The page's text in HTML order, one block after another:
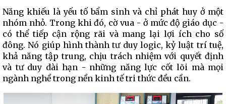
Năng khiếu là yếu tố bẩm sinh và chỉ phát huy ở một
nhóm nhỏ. Trong khi đó, cờ vua - ở mức độ giáo dục -
có thể tiếp cận rộng rãi và mang lại lợi ích cho số
đông. Nó giúp hình thành tư duy logic, kỷ luật trí tuệ,
khả năng tập trung, chịu trách nhiệm với quyết định
và tư duy dài hạn - những năng lực cốt lõi mà mọi
ngành nghề trong nền kinh tế tri thức đều cần.